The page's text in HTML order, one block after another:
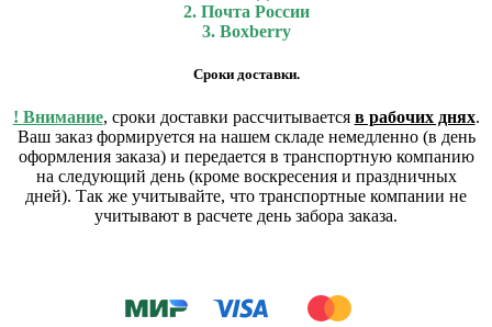
2. Почта России
3. Boxberry
Сроки доставки.
! Внимание, сроки доставки рассчитывается в рабочих днях.
Ваш заказ формируется на нашем складе немедленно (в день
оформления заказа) и передается в транспортную компанию
на следующий день (кроме воскресения и праздничных
дней). Так же учитывайте, что транспортные компании не
учитывают в расчете день забора заказа.